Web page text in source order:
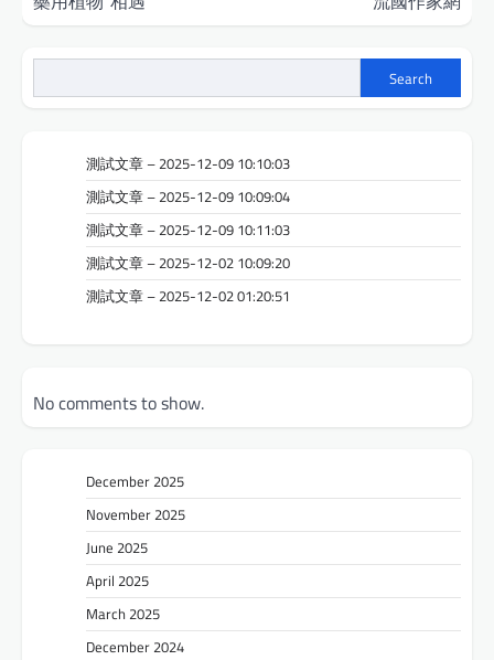
Search
測試文章 – 2025-12-09 10:10:03
測試文章 – 2025-12-09 10:09:04
測試文章 – 2025-12-09 10:11:03
測試文章 – 2025-12-02 10:09:20
測試文章 – 2025-12-02 01:20:51
No comments to show.
December 2025
November 2025
June 2025
April 2025
March 2025
December 2024